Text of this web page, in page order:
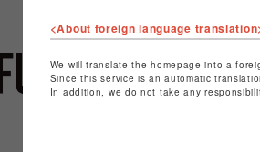
ショッ
特定
ショ
<About foreign language
We will translate the homepage into a
Since this service is an automatic
In addition, we do not take any